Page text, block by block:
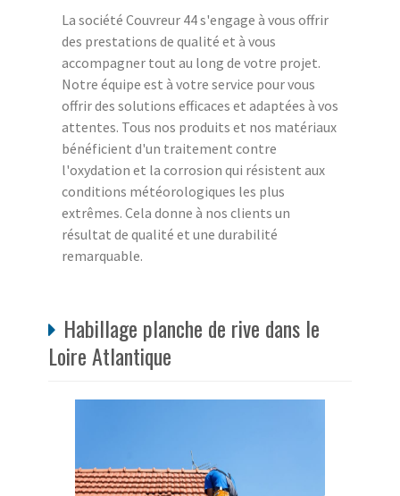
La société Couvreur 44 s'engage à vous offrir
des prestations de qualité et à vous
accompagner tout au long de votre projet.
Notre équipe est à votre service pour vous
offrir des solutions efficaces et adaptées à vos
attentes. Tous nos produits et nos matériaux
bénéficient d'un traitement contre
l'oxydation et la corrosion qui résistent aux
conditions météorologiques les plus
extrêmes. Cela donne à nos clients un
résultat de qualité et une durabilité
remarquable.
Habillage planche de rive dans le
Loire Atlantique